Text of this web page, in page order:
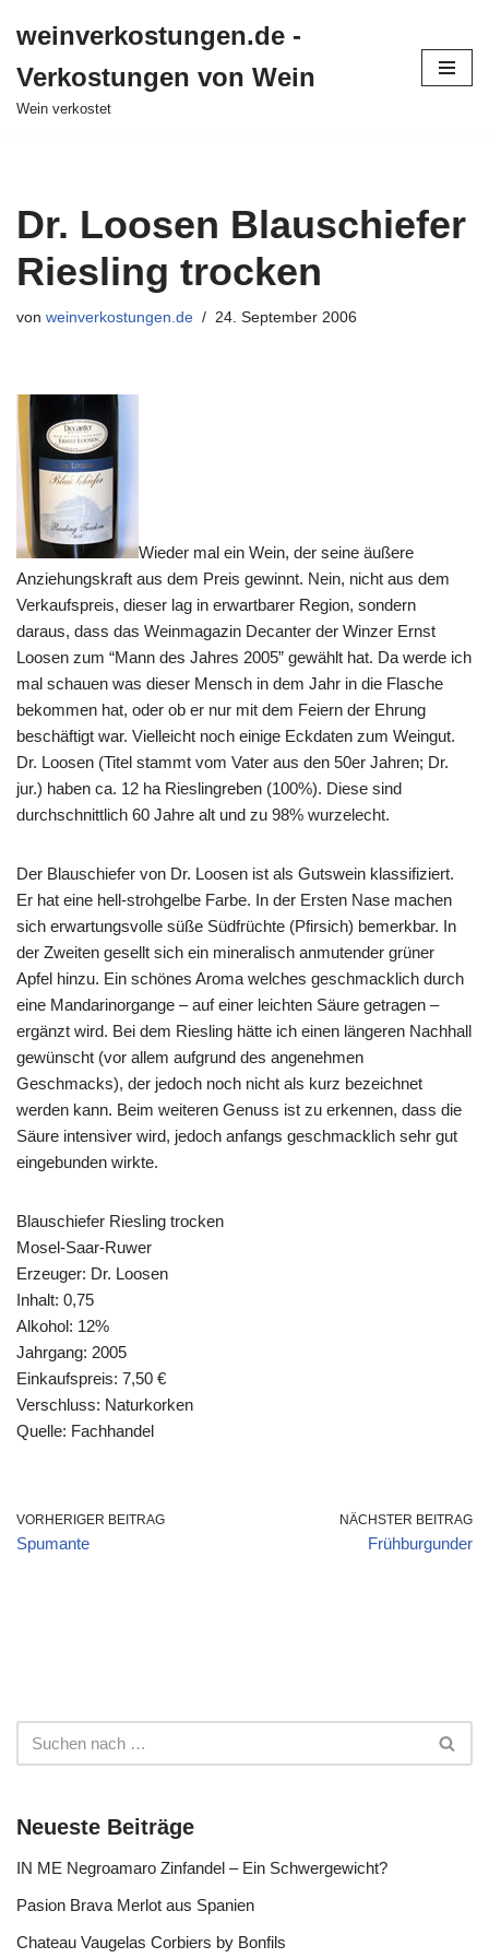
Inhalt
springen
weinverkostungen.de -
Verkostungen von Wein
Wein verkostet
Dr. Loosen Blauschiefer
Riesling trocken
von weinverkostungen.de 24. September 2006
Wieder mal ein Wein, der seine äußere
Anziehungskraft aus dem Preis gewinnt. Nein, nicht aus dem
Verkaufspreis, dieser lag in erwartbarer Region, sondern
daraus, dass das Weinmagazin Decanter der Winzer Ernst
Loosen zum “Mann des Jahres 2005” gewählt hat. Da werde ich
mal schauen was dieser Mensch in dem Jahr in die Flasche
bekommen hat, oder ob er nur mit dem Feiern der Ehrung
beschäftigt war. Vielleicht noch einige Eckdaten zum Weingut.
Dr. Loosen (Titel stammt vom Vater aus den 50er Jahren; Dr.
jur.) haben ca. 12 ha Rieslingreben (100%). Diese sind
durchschnittlich 60 Jahre alt und zu 98% wurzelecht.
Der Blauschiefer von Dr. Loosen ist als Gutswein klassifiziert.
Er hat eine hell-strohgelbe Farbe. In der Ersten Nase machen
sich erwartungsvolle süße Südfrüchte (Pfirsich) bemerkbar. In
der Zweiten gesellt sich ein mineralisch anmutender grüner
Apfel hinzu. Ein schönes Aroma welches geschmacklich durch
eine Mandarinorgange – auf einer leichten Säure getragen –
ergänzt wird. Bei dem Riesling hätte ich einen längeren Nachhall
gewünscht (vor allem aufgrund des angenehmen
Geschmacks), der jedoch noch nicht als kurz bezeichnet
werden kann. Beim weiteren Genuss ist zu erkennen, dass die
Säure intensiver wird, jedoch anfangs geschmacklich sehr gut
eingebunden wirkte.
Blauschiefer Riesling trocken
Mosel-Saar-Ruwer
Erzeuger: Dr. Loosen
Inhalt: 0,75
Alkohol: 12%
Jahrgang: 2005
Einkaufspreis: 7,50 €
Verschluss: Naturkorken
Quelle: Fachhandel
VORHERIGER BEITRAG
Spumante
NÄCHSTER BEITRAG
Frühburgunder
Neueste Beiträge
IN ME Negroamaro Zinfandel – Ein Schwergewicht?
Pasion Brava Merlot aus Spanien
Chateau Vaugelas Corbiers by Bonfils